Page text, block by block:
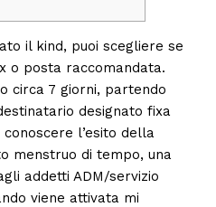
il kind, puoi scegliere se
o posta raccomandata.
circa 7 giorni, partendo
designato fixa
l’esito della
menstruo di tempo, una
addetti ADM/servizio
viene attivata mi